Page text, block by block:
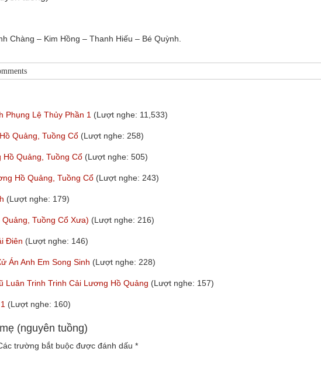
Chàng – Kim Hồng – Thanh Hiếu – Bé Quỳnh.
Phụng Lệ Thủy Phần 1 (Lượt nghe: 11,533)
Quảng, Tuồng Cổ (Lượt nghe: 258)
Quảng, Tuồng Cổ (Lượt nghe: 505)
Hồ Quảng, Tuồng Cổ (Lượt nghe: 243)
(Lượt nghe: 179)
Tuồng Cổ Xưa) (Lượt nghe: 216)
Điên (Lượt nghe: 146)
Án Anh Em Song Sinh (Lượt nghe: 228)
Trinh Trinh Cải Lương Hồ Quảng (Lượt nghe: 157)
(Lượt nghe: 160)
(nguyên tuồng)
trường bắt buộc được đánh dấu *